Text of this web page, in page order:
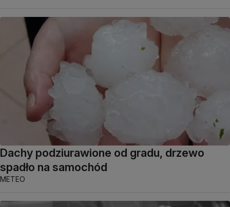
Dachy podziurawione od gradu, drzewo
spadło na samochód
METEO